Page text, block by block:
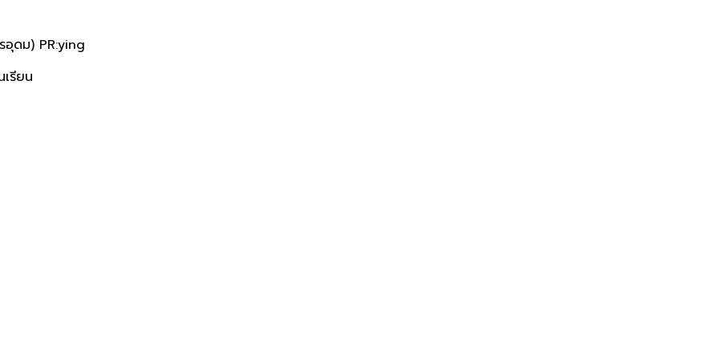
ดม) PR:ying
รียน